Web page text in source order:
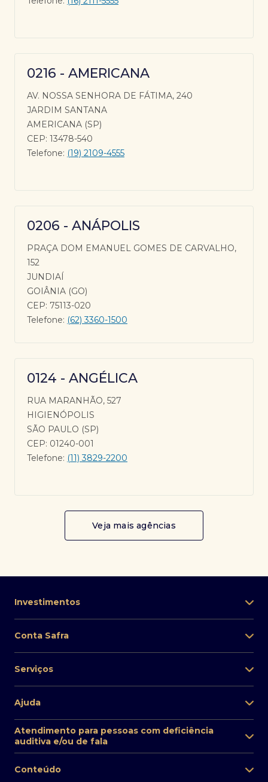
0216 - AMERICANA
AV. NOSSA SENHORA DE FÁTIMA, 240
JARDIM SANTANA
AMERICANA (SP)
CEP: 13478-540
Telefone: (19) 2109-4555
0206 - ANÁPOLIS
PRAÇA DOM EMANUEL GOMES DE CARVALHO,
152
JUNDIAÍ
GOIÂNIA (GO)
CEP: 75113-020
Telefone: (62) 3360-1500
0124 - ANGÉLICA
RUA MARANHÃO, 527
HIGIENÓPOLIS
SÃO PAULO (SP)
CEP: 01240-001
Telefone: (11) 3829-2200
Veja mais agências
Investimentos
Conta Safra
Serviços
Ajuda
Atendimento para pessoas com deficiência
auditiva e/ou de fala
Conteúdo